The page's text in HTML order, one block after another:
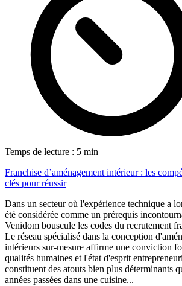
Temps de lecture : 5 min
Franchise d’aménagement intérieur : les
clés pour réussir
Dans un secteur où l'expérience technique a
été considérée comme un prérequis
Venidom bouscule les codes du recrutement
Le réseau spécialisé dans la conception
intérieurs sur-mesure affirme une conviction
qualités humaines et l'état d'esprit
constituent des atouts bien plus déterminants
années passées dans une cuisine...